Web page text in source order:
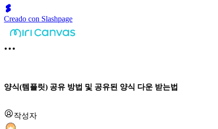
Creado con Slashpage
양식(템플릿) 공유 방법 및 공유된 양식 다운 받는법
작성자